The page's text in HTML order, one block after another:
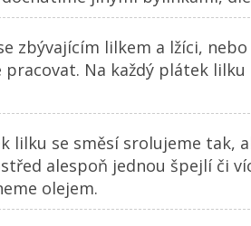
zbývajícím lilkem a lžíci,
Na každý plátek
lilku se směsí srolujeme tak,
alespoň jednou špejlí či
olejem.